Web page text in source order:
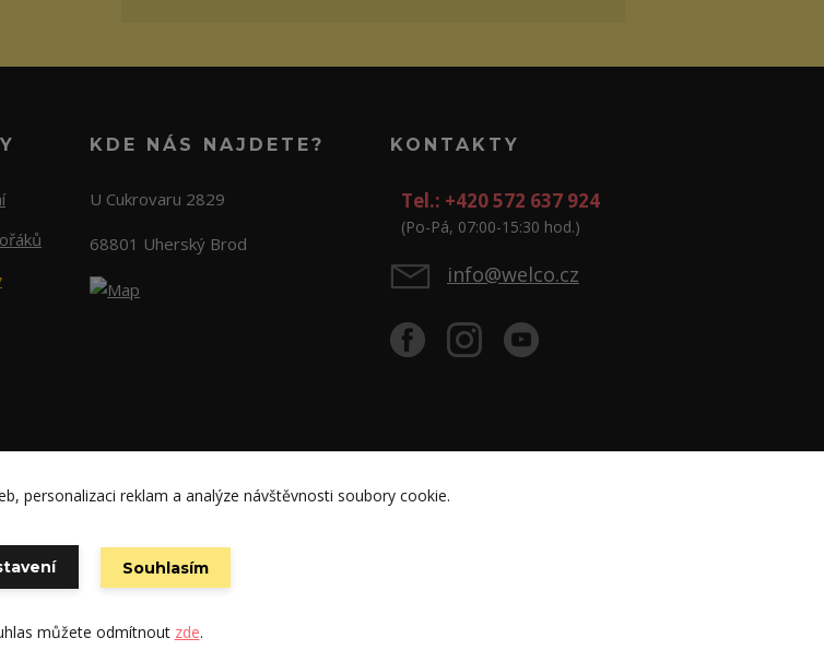
KDE NÁS NAJDETE?
U Cukrovaru 2829
68801 Uherský Brod
KONTAKTY
Tel.: +420 572 637 924
(Po-Pá, 07:00-15:30 hod.)
info@welco.cz
WELCO spol. s r.o.
na
personalizaci reklam a analýze návštěvnosti soubory cookie.
Souhlasím
můžete odmítnout zde.